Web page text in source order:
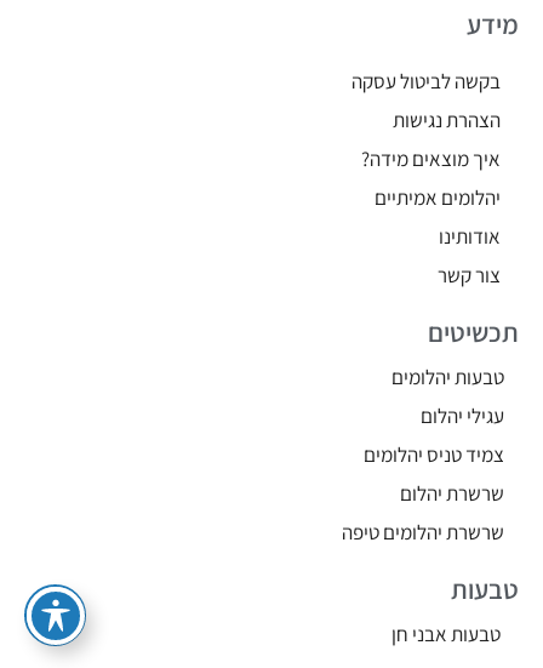
מידע
בקשה לביטול עסקה
הצהרת נגישות
איך מוצאים מידה?
יהלומים אמיתיים
אודותינו
צור קשר
תכשיטים
טבעות יהלומים
עגילי יהלום
צמיד טניס יהלומים
שרשרת יהלום
שרשרת יהלומים טיפה
טבעות
טבעות אבני חן